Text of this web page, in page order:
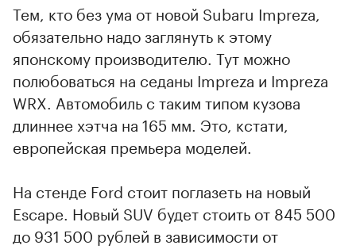
Тем, кто без ума от новой Subaru Impreza,
обязательно надо заглянуть к этому
японскому производителю. Тут можно
полюбоваться на седаны Impreza и Impreza
WRX. Автомобиль с таким типом кузова
длиннее хэтча на 165 мм. Это, кстати,
европейская премьера моделей.
На стенде Ford стоит поглазеть на новый
Escape. Новый SUV будет стоить от 845 500
до 931 500 рублей в зависимости от